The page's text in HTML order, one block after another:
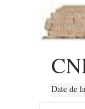
Date de